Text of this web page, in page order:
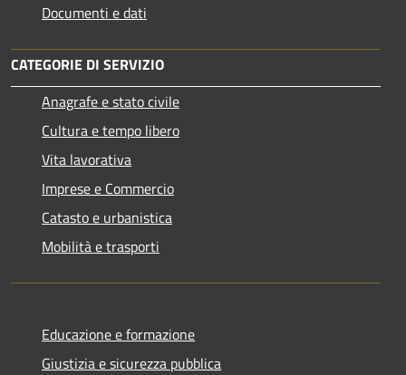
Documenti e dati
CATEGORIE DI SERVIZIO
Anagrafe e stato civile
Cultura e tempo libero
Vita lavorativa
Imprese e Commercio
Catasto e urbanistica
Mobilità e trasporti
Educazione e formazione
Giustizia e sicurezza pubblica